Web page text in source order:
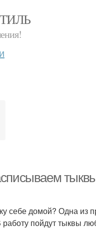
себе домой? Одна из
пойдут тыквы